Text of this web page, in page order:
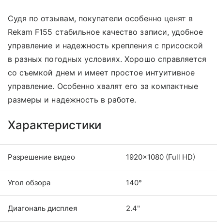
Судя по отзывам, покупатели особенно ценят в
Rekam F155 стабильное качество записи, удобное
управление и надежность крепления с присоской
в разных погодных условиях. Хорошо справляется
со съемкой днем и имеет простое интуитивное
управление. Особенно хвалят его за компактные
размеры и надежность в работе.
Характеристики
Разрешение видео 1920×1080 (Full HD)
Угол обзора 140°
Диагональ дисплея 2.4"